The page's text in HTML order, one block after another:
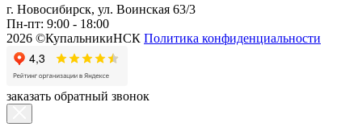
г. Новосибирск, ул. Воинская 63/3
Пн-пт: 9:00 - 18:00
2026 ©КупальникиНСК Политика конфиденциальности
заказать обратный звонок